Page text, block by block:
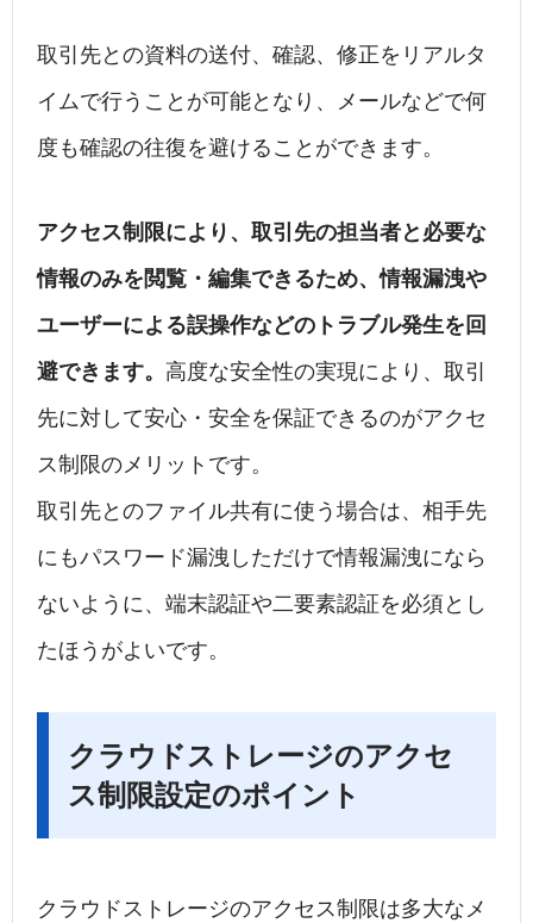
取引先との資料の送付、確認、修正をリアルタ
イムで行うことが可能となり、メールなどで何
度も確認の往復を避けることができます。
アクセス制限により、取引先の担当者と必要な
情報のみを閲覧・編集できるため、情報漏洩や
ユーザーによる誤操作などのトラブル発生を回
避できます。 高度な安全性の実現により、取引
先に対して安心・安全を保証できるのがアクセ
ス制限のメリットです。
取引先とのファイル共有に使う場合は、相手先
にもパスワード漏洩しただけで情報漏洩になら
ないように、端末認証や二要素認証を必須とし
たほうがよいです。
クラウドストレージのアクセ
ス制限設定のポイント
クラウドストレージのアクセス制限は多大なメ